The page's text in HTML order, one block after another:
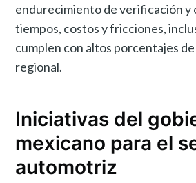
endurecimiento de verificación y
tiempos, costos y fricciones,
cumplen con altos porcentajes
regional.
Iniciativas del
mexicano para el
automotriz